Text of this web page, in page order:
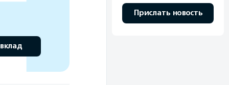
Прислать новость